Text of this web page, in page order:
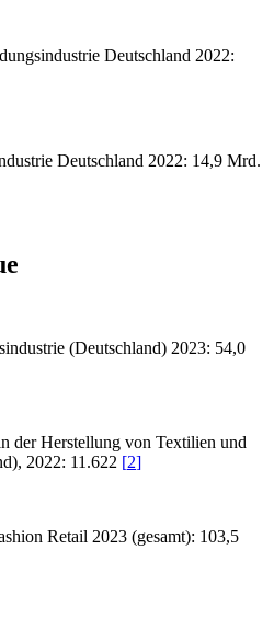
Deutschland 2022:
Deutschland 2022: 14,9 Mrd.
(Deutschland) 2023: 54,0
der Herstellung von Textilien und
2022: 11.622 [2]
Retail 2023 (gesamt): 103,5